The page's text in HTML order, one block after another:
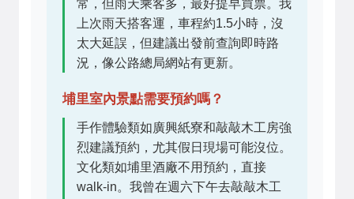
常，但雨天乘客多，最好提早買票。我
上次雨天搭客運，車程約1.5小時，沒
太大延誤，但建議出發前查詢即時路
況，像公路總局網站有更新。
埔里室內景點需要預約嗎？
手作體驗類如廣興紙寮和敲敲木工房強
烈建議預約，尤其假日現場可能沒位。
文化類如埔里酒廠不用預約，直接
walk-in。我曾在週六下午去敲敲木工